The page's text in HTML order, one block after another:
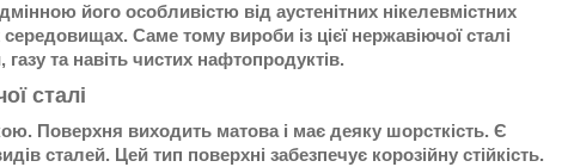
його особливістю від аустенітних нікелевмістних
середовищах. Саме тому вироби із цієї нержавіючої сталі
та навіть чистих нафтопродуктів.
сталі
Поверхня виходить матова і має деяку шорсткість. Є
сталей. Цей тип поверхні забезпечує корозійну стійкість.